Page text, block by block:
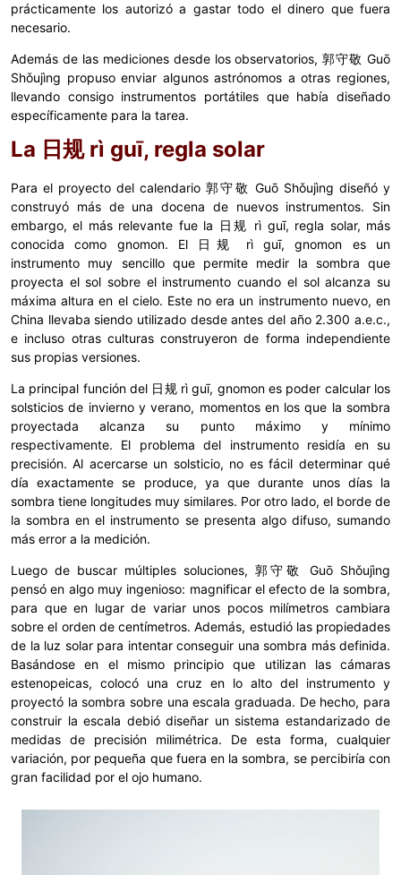
prácticamente los autorizó a gastar todo el dinero que fuera
necesario.
Además de las mediciones desde los observatorios, 郭守敬 Guō
Shǒujìng propuso enviar algunos astrónomos a otras regiones,
llevando consigo instrumentos portátiles que había diseñado
específicamente para la tarea.
La 日规 rì guī, regla solar
Para el proyecto del calendario 郭守敬 Guō Shǒujìng diseñó y
construyó más de una docena de nuevos instrumentos. Sin
embargo, el más relevante fue la 日规 rì guī, regla solar, más
conocida como gnomon. El 日规 rì guī, gnomon es un
instrumento muy sencillo que permite medir la sombra que
proyecta el sol sobre el instrumento cuando el sol alcanza su
máxima altura en el cielo. Este no era un instrumento nuevo, en
China llevaba siendo utilizado desde antes del año 2.300 a.e.c.,
e incluso otras culturas construyeron de forma independiente
sus propias versiones.
La principal función del 日规 rì guī, gnomon es poder calcular los
solsticios de invierno y verano, momentos en los que la sombra
proyectada alcanza su punto máximo y mínimo
respectivamente. El problema del instrumento residía en su
precisión. Al acercarse un solsticio, no es fácil determinar qué
día exactamente se produce, ya que durante unos días la
sombra tiene longitudes muy similares. Por otro lado, el borde de
la sombra en el instrumento se presenta algo difuso, sumando
más error a la medición.
Luego de buscar múltiples soluciones, 郭守敬 Guō Shǒujìng
pensó en algo muy ingenioso: magnificar el efecto de la sombra,
para que en lugar de variar unos pocos milímetros cambiara
sobre el orden de centímetros. Además, estudió las propiedades
de la luz solar para intentar conseguir una sombra más definida.
Basándose en el mismo principio que utilizan las cámaras
estenopeicas, colocó una cruz en lo alto del instrumento y
proyectó la sombra sobre una escala graduada. De hecho, para
construir la escala debió diseñar un sistema estandarizado de
medidas de precisión milimétrica. De esta forma, cualquier
variación, por pequeña que fuera en la sombra, se percibiría con
gran facilidad por el ojo humano.